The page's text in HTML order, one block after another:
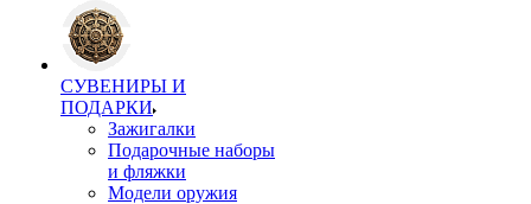
СУВЕНИРЫ И
ПОДАРКИ
Зажигалки
Подарочные наборы
и фляжки
Модели оружия